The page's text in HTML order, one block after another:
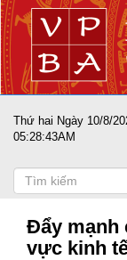
Thứ hai Ngày 10/8/
05:28:44AM
vượt sóng gió
Đẩy mạnh
vực kinh